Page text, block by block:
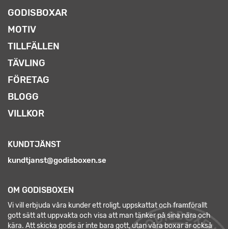
GODISBOXAR
MOTIV
TILLFÄLLEN
TÄVLING
FÖRETAG
BLOGG
VILLKOR
KUNDTJÄNST
kundtjanst@godisboxen.se
OM GODISBOXEN
Vi vill erbjuda våra kunder ett roligt, uppskattat och framförallt
gott sätt att uppvakta och visa att man tänker på sina nära och
kära. Att skicka godis är inte bara gott, utan våra boxar är också